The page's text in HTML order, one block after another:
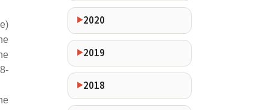
2020
2019
2018